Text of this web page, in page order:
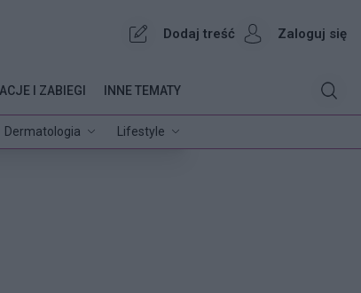
Dodaj treść Zaloguj się
Dermatologia Lifestyle
I ZABIEGI INNE TEMATY